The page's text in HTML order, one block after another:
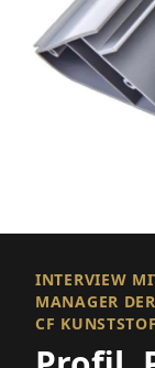
INTERVIEW
MANAGER
CF